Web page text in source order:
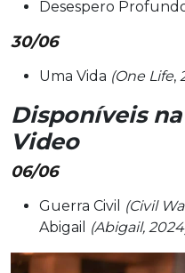
Desespero
30/06
Uma Vida (One Life,
Disponíveis
Video
06/06
Guerra Civil
(Civil
Abigail
(Abigail,